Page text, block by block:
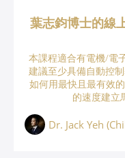
葉志鈞博士的線
本課程適合有電機/電
建議至少具備自動控
如何用最快且最有效
的速度建立